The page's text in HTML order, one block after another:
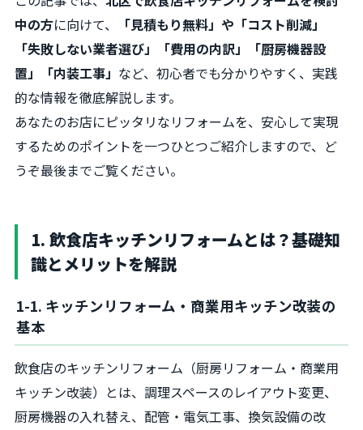
中の方に向けて、
「見積もり無料」や「コスト削減」
「失敗しない業者選び」「費用の内訳」「厨房機器設
置」「内装工事」 など、初心者でも分かりやすく、実践
的な情報を徹底解説します。
あなたのお店にピッタリなリフォームを、安心して実現
するためのポイントを一つひとつご紹介しますので、ど
うぞ最後までご覧ください。
1. 飲食店キッチンリフォームとは？基礎知
識とメリットを解説
1-1. キッチンリフォーム・商業用キッチン改装の
基本
飲食店のキッチンリフォーム（厨房リフォーム・商業用
キッチン改装）とは、調理スペースのレイアウト変更、
厨房機器の入れ替え、配管・電気工事、換気設備の改